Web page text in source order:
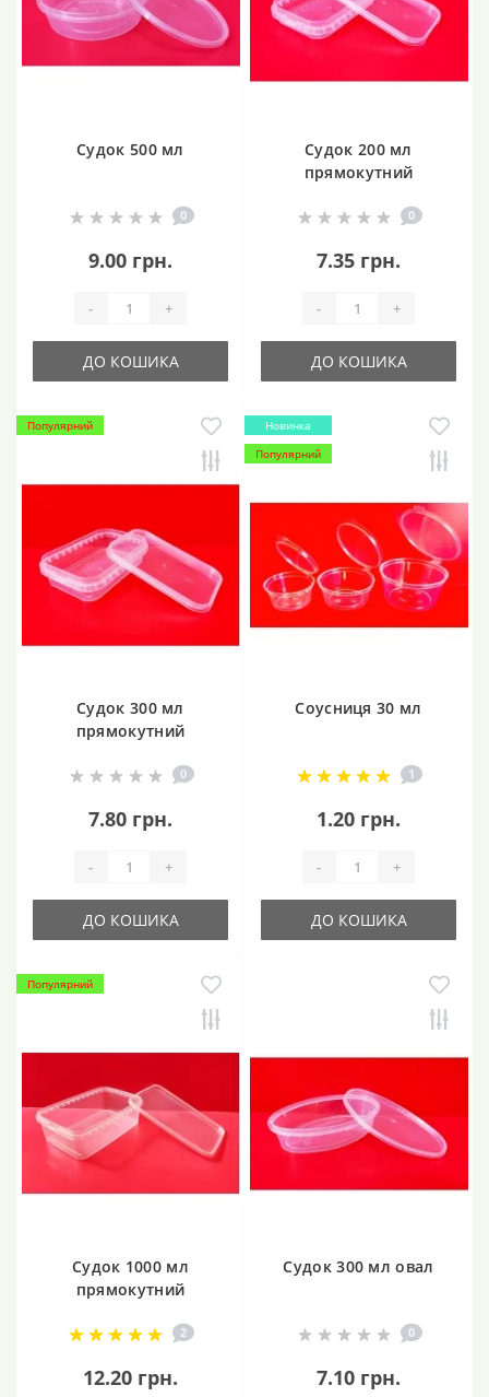
Судок 500 мл
0
9.00 грн.
- +
ДО КОШИКА
Судок 200 мл
прямокутний
0
7.35 грн.
- +
ДО КОШИКА
Популярний
Судок 300 мл
прямокутний
0
7.80 грн.
- +
ДО КОШИКА
Новинка
Популярний
Соусниця 30 мл
1
1.20 грн.
- +
ДО КОШИКА
Популярний
Судок 1000 мл
прямокутний
2
12.20 грн.
Судок 300 мл овал
0
7.10 грн.